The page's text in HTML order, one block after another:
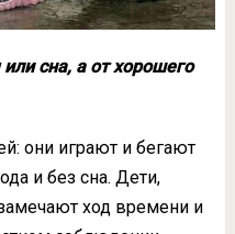
сна, а от хорошего
они играют и бегают
и без сна. Дети,
ход времени и